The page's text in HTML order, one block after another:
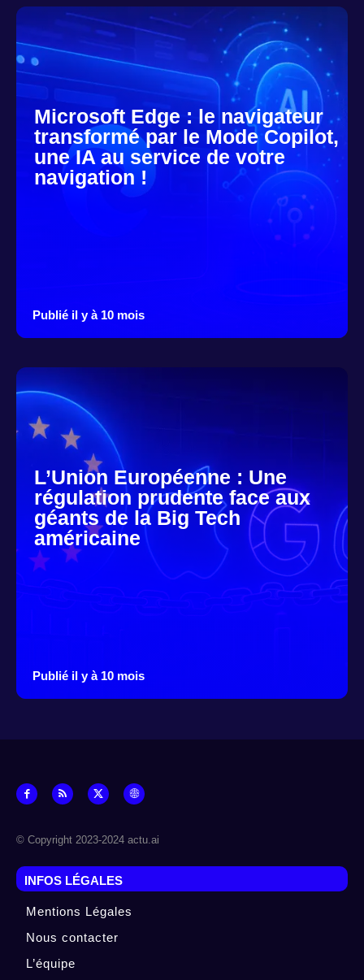
Microsoft Edge : le navigateur
transformé par le Mode Copilot,
une IA au service de votre
navigation !
Publié il y à 10 mois
L’Union Européenne : Une
régulation prudente face aux
géants de la Big Tech
américaine
Publié il y à 10 mois
© Copyright 2023-2024 actu.ai
INFOS LÉGALES
Mentions Légales
Nous contacter
L’équipe